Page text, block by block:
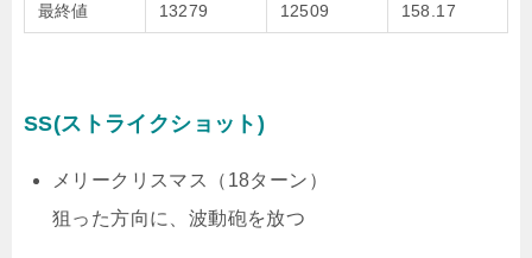
最終値 13279 12509 158.17
SS(ストライクショット)
メリークリスマス（18ターン）
狙った方向に、波動砲を放つ